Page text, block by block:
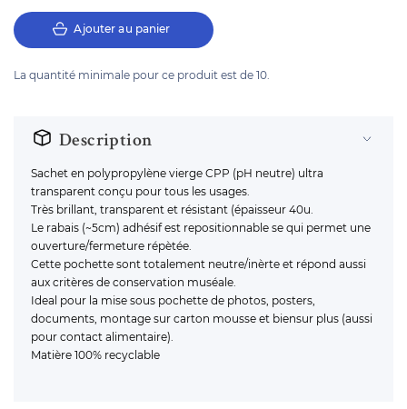
Ajouter au panier
La quantité minimale pour ce produit est de 10.
Description
Sachet en polypropylène vierge CPP (pH neutre) ultra
transparent conçu pour tous les usages.
Très brillant, transparent et résistant (épaisseur 40u.
Le rabais (~5cm) adhésif est repositionnable se qui permet une
ouverture/fermeture répètée.
Cette pochette sont totalement neutre/inèrte et répond aussi
aux critères de conservation muséale.
Ideal pour la mise sous pochette de photos, posters,
documents, montage sur carton mousse et biensur plus (aussi
pour contact alimentaire).
Matière 100% recyclable